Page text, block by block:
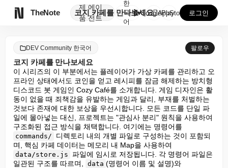
TheNote
제
품
에이
전트
코지 카페를 만나보세요
한
국
어
GooglePlay
AppStore 로그인
DEV Community 한국어 팔로우
코지 카페를 만나보세요
이 시리즈의 이 부분에서는 플레이어가 가상 카페를 관리하고 오
프라인 상태에서도 코인을 얻고 레시피를 잠금 해제하는 방치형
디스코드 봇 게임인 Cozy Café를 소개합니다. 게임 디자인은 활
동이 없을 때 죄책감을 유발하는 게임과 달리, 부재를 처벌하는
것보다 존재에 대한 보상을 우선시합니다. 모든 코드를 단일 파
일에 몰아넣는 대신, 프로젝트는 "관심사 분리" 원칙을 사용하여
commands/
디렉토리 내의 개별 파일로 구성하는 것이 포함되
data/store.js 파일에 임시로 저장됩니다. 각 명령어 파일은
일관된 구조를 따르며,
data